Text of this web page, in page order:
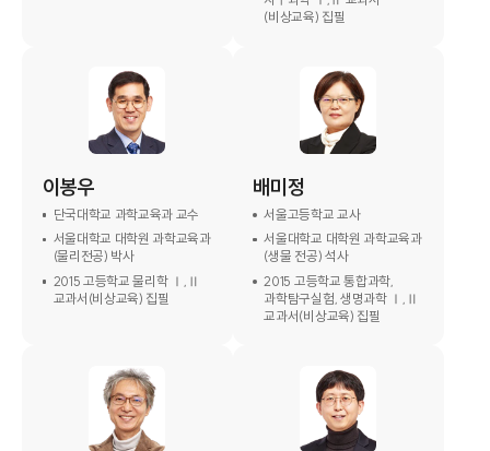
(비상교육) 집필
이봉우
단국대학교 과학교육과 교수
서울대학교 대학원 과학교육과
(물리전공) 박사
2015 고등학교 물리학 Ⅰ,Ⅱ
교과서(비상교육) 집필
배미정
서울고등학교 교사
서울대학교 대학원 과학교육과
(생물 전공) 석사
2015 고등학교 통합과학,
과학탐구실험, 생명과학 Ⅰ,Ⅱ
교과서(비상교육) 집필